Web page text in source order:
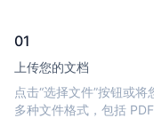
01
上传您的文档
点击“选择文件”按钮或
多种文件格式，包括